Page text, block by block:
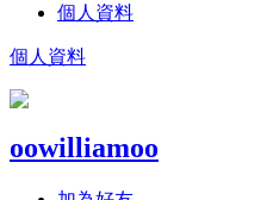
個人資料
個人資料
oowilliamoo